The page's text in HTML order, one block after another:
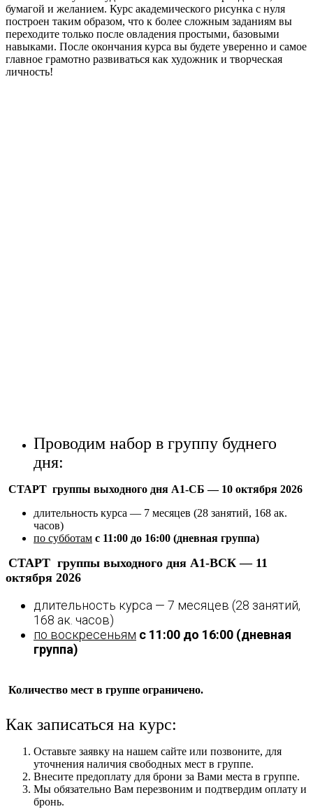
бумагой и желанием. Курс академического рисунка с нуля
построен таким образом, что к более сложным заданиям вы
переходите только после овладения простыми, базовыми
навыками. После окончания курса вы будете уверенно и самое
главное грамотно развиваться как художник и творческая
личность!
Проводим набор в группу буднего
дня:
СТАРТ группы выходного дня А1-СБ — 10 октября 2026
длительность курса — 7 месяцев (28 занятий, 168 ак.
часов)
по субботам с 11:00 до 16:00 (дневная группа)
СТАРТ группы выходного дня А1-ВСК — 11
октября 2026
длительность курса — 7 месяцев (28 занятий,
168 ак. часов)
по воскресеньям с 11:00 до 16:00 (дневная
группа)
Количество мест в группе ограничено.
Как записаться на курс:
Оставьте заявку на нашем сайте или позвоните, для
уточнения наличия свободных мест в группе.
Внесите предоплату для брони за Вами места в группе.
Мы обязательно Вам перезвоним и подтвердим оплату и
бронь.